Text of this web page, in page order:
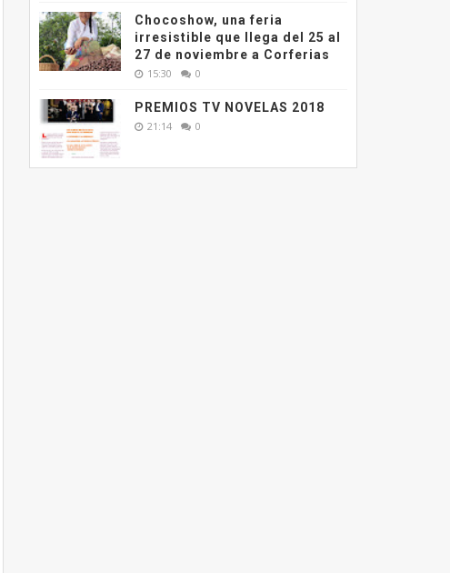
Chocoshow, una feria
irresistible que llega del 25 al
27 de noviembre a Corferias
15:30 0
PREMIOS TV NOVELAS 2018
21:14 0